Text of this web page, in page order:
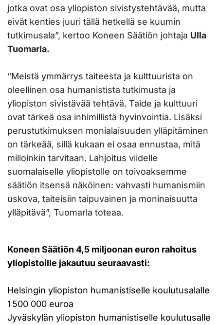
jotka ovat osa yliopiston sivistystehtävää, mutta
eivät kenties juuri tällä hetkellä se kuumin
tutkimusala”, kertoo Koneen Säätiön johtaja Ulla
Tuomarla.
“Meistä ymmärrys taiteesta ja kulttuurista on
oleellinen osa humanistista tutkimusta ja
yliopiston sivistävää tehtävä. Taide ja kulttuuri
ovat tärkeä osa inhimillistä hyvinvointia. Lisäksi
perustutkimuksen monialaisuuden ylläpitäminen
on tärkeää, sillä kukaan ei osaa ennustaa, mitä
milloinkin tarvitaan. Lahjoitus viidelle
suomalaiselle yliopistolle on toivoaksemme
säätiön itsensä näköinen: vahvasti humanismiin
uskova, taiteisiin taipuvainen ja moninaisuutta
ylläpitävä”, Tuomarla toteaa.
Koneen Säätiön 4,5 miljoonan euron rahoitus
yliopistoille jakautuu seuraavasti:
Helsingin yliopiston humanistiselle koulutusalalle
1 500 000 euroa
Jyväskylän yliopiston humanistiselle koulutusalle